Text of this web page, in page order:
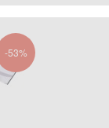
-53%